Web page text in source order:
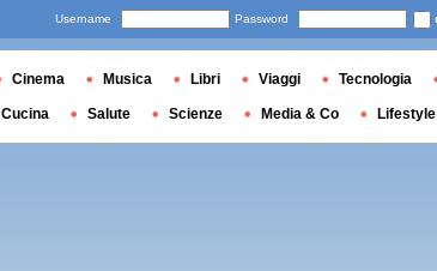
Username Password
Cinema Musica Libri Viaggi Tecnologia
Cucina Salute Scienze Media & Co Lifestyle